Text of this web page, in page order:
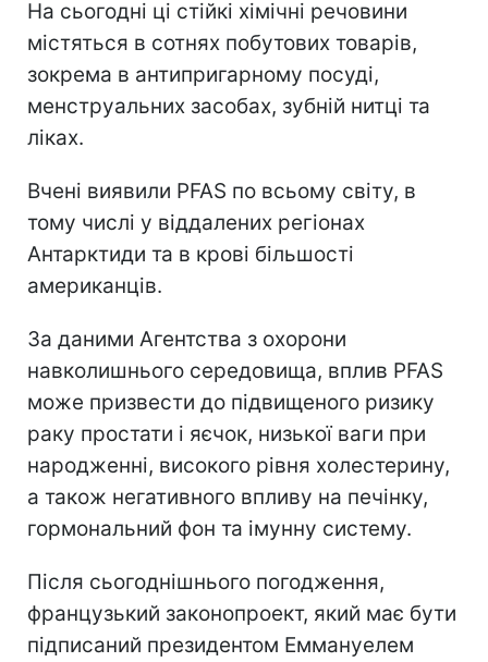
На сьогодні ці стійкі хімічні речовини
містяться в сотнях побутових товарів,
зокрема в антипригарному посуді,
менструальних засобах, зубній нитці та
ліках.
Вчені виявили PFAS по всьому світу, в
тому числі у віддалених регіонах
Антарктиди та в крові більшості
американців.
За даними Агентства з охорони
навколишнього середовища, вплив PFAS
може призвести до підвищеного ризику
раку простати і яєчок, низької ваги при
народженні, високого рівня холестерину,
а також негативного впливу на печінку,
гормональний фон та імунну систему.
Після сьогоднішнього погодження,
французький законопроект, який має бути
підписаний президентом Еммануелем